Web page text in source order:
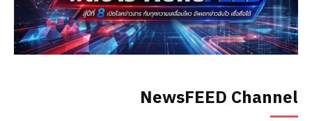
NewsFEED Channel